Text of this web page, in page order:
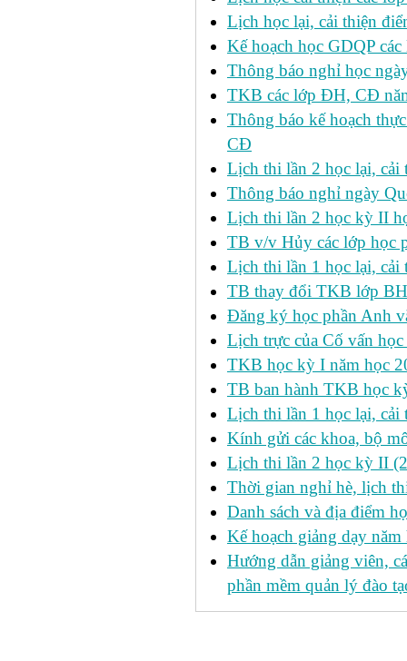
Lịch học lại, cải thiện
Kế hoạch học GDQP
Thông báo nghỉ học
TKB các lớp ĐH, CĐ
Thông báo kế hoạch
CĐ
Lịch thi lần 2 học lại, cải
Thông báo nghỉ ngày
Lịch thi lần 2 học kỳ II
TB v/v Hủy các lớp học
Lịch thi lần 1 học lại, cải
TB thay đổi TKB lớp
Đăng ký học phần Anh
Lịch trực của Cố vấn học
TKB học kỳ I năm học
TB ban hành TKB học
Lịch thi lần 1 học lại, cải
Kính gửi các khoa, bộ
Lịch thi lần 2 học kỳ II
Thời gian nghỉ hè, lịch
Danh sách và địa điểm
Kế hoạch giảng dạy
Hướng dẫn giảng viên,
phần mềm quản lý đào